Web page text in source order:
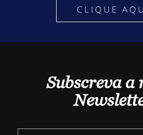
CLIQUE
Subscreva a